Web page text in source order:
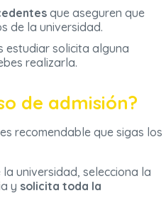
que aseguren que
de la universidad.
estudiar solicita alguna
realizarla.
de admisión?
recomendable que sigas los
la universidad, selecciona la
y solicita toda la